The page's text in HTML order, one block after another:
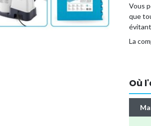
Vous
que
La
Où